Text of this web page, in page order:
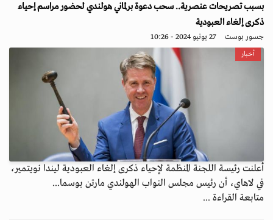
بسبب تصريحات عنصرية.. سحب دعوة برلماني هولندي لحضور مراسم إحياء
ذكرى إلغاء العبودية
جسور بوست 27 يونيو 2024 - 10:26
أخبار
أعلنت رئيسة اللجنة المنظمة لإحياء ذكرى إلغاء العبودية ليندا نويتمير،
في لاهاي، أن رئيس مجلس النواب الهولندي مارتن بوسما...
متابعة القراءة ...